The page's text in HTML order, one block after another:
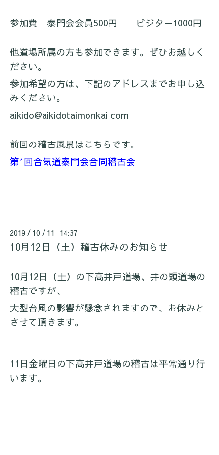
参加費 泰門会会員500円 ビジター1000円
他道場所属の方も参加できます。ぜひお越しく
ださい。
参加希望の方は、下記のアドレスまでお申し込
みください。
aikido@aikidotaimonkai.com
前回の稽古風景はこちらです。
第1回合気道泰門会合同稽古会
2019 / 10 / 11 14:37
10月12日（土）稽古休みのお知らせ
10月12日（土）の下高井戸道場、井の頭道場の
稽古ですが、
大型台風の影響が懸念されますので、お休みと
させて頂きます。
11日金曜日の下高井戸道場の稽古は平常通り行
います。